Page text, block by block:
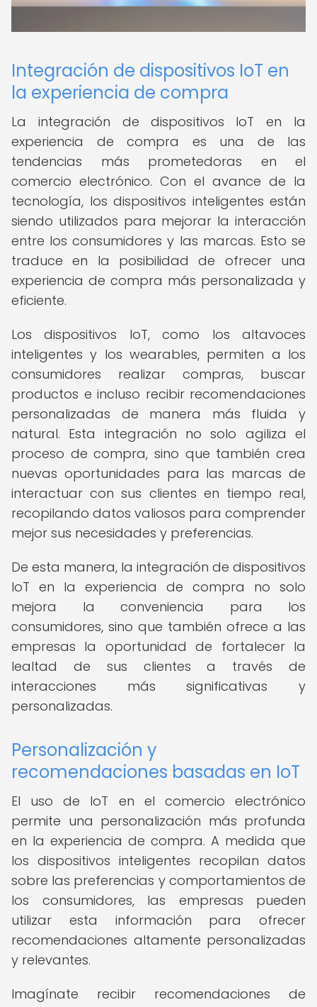
Integración de dispositivos IoT en
la experiencia de compra
La integración de dispositivos IoT en la
experiencia de compra es una de las
tendencias más prometedoras en el
comercio electrónico. Con el avance de la
tecnología, los dispositivos inteligentes están
siendo utilizados para mejorar la interacción
entre los consumidores y las marcas. Esto se
traduce en la posibilidad de ofrecer una
experiencia de compra más personalizada y
eficiente.
Los dispositivos IoT, como los altavoces
inteligentes y los wearables, permiten a los
consumidores realizar compras, buscar
productos e incluso recibir recomendaciones
personalizadas de manera más fluida y
natural. Esta integración no solo agiliza el
proceso de compra, sino que también crea
nuevas oportunidades para las marcas de
interactuar con sus clientes en tiempo real,
recopilando datos valiosos para comprender
mejor sus necesidades y preferencias.
De esta manera, la integración de dispositivos
IoT en la experiencia de compra no solo
mejora la conveniencia para los
consumidores, sino que también ofrece a las
empresas la oportunidad de fortalecer la
lealtad de sus clientes a través de
interacciones más significativas y
personalizadas.
Personalización y
recomendaciones basadas en IoT
El uso de IoT en el comercio electrónico
permite una personalización más profunda
en la experiencia de compra. A medida que
los dispositivos inteligentes recopilan datos
sobre las preferencias y comportamientos de
los consumidores, las empresas pueden
utilizar esta información para ofrecer
recomendaciones altamente personalizadas
y relevantes.
Imagínate recibir recomendaciones de